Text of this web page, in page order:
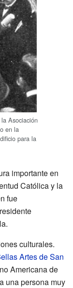
Asociación
en la
para la
importante en
Católica y la
fue
culturales.
Artes de San
Americana de
una persona muy